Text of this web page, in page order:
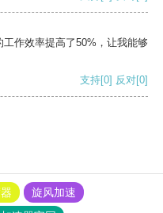
作效率提高了50%，让我能够
支持[0] 反对[0]
旋风加速